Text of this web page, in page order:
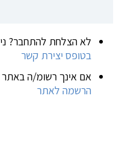
לא הצלחת להתחבר?
בטופס יצירת קשר
אם אינך רשומ/ה
הרשמה לאתר